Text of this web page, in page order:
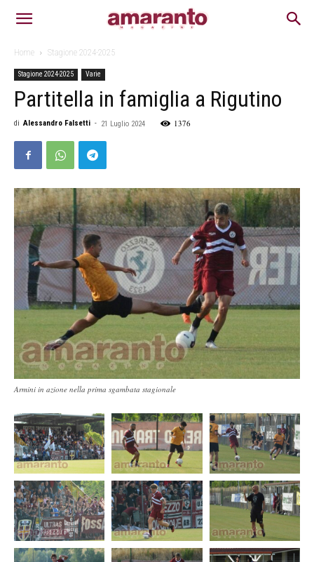
Home Stagione 2024-2025
Stagione 2024-2025 Varie
Partitella in famiglia a Rigutino
di Alessandro Falsetti - 21 Luglio 2024 1376
Armini in azione nella prima sgambata stagionale